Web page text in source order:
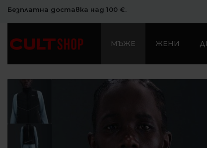
Безплатна доставка над 100 €.
МЪЖЕ ЖЕНИ